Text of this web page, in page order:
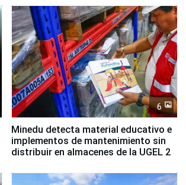
6
Minedu detecta material educativo e
implementos de mantenimiento sin
distribuir en almacenes de la UGEL 2